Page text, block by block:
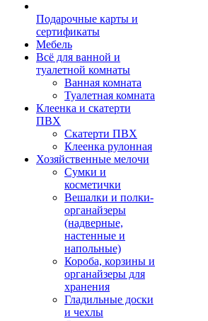
Подарочные карты и
сертификаты
Мебель
Всё для ванной и
туалетной комнаты
Ванная комната
Туалетная комната
Клеенка и скатерти
ПВХ
Скатерти ПВХ
Клеенка рулонная
Хозяйственные мелочи
Сумки и
косметички
Вешалки и полки-
органайзеры
(надверные,
настенные и
напольные)
Короба, корзины и
органайзеры для
хранения
Гладильные доски
и чехлы